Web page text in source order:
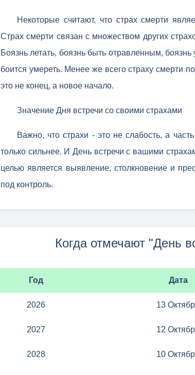
Некоторые считают, что страх смерти
Страх смерти связан с множеством других
Боязнь летать, боязнь быть отравленным, боязнь
боится умереть. Менее же всего страху смерти
это не конец, а новое начало.
Значение Дня встречи со своими страхами
Важно, что страхи - это не слабость, а
только сильнее. И День встречи с вашими
целью является выявление, столкновение и
под контроль.
Когда отмечают "День
Год Дата
2026 13
2027 12
2028 10